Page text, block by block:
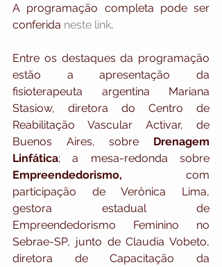
A programação completa pode ser
conferida neste link.
Entre os destaques da programação
estão a apresentação da
fisioterapeuta argentina Mariana
Stasiow, diretora do Centro de
Reabilitação Vascular Activar, de
Buenos Aires, sobre Drenagem
Linfática
Empreendedorismo, com
participação de Verônica Lima,
gestora estadual de
Empreendedorismo Feminino no
Sebrae-SP, junto de Claudia Vobeto,
diretora de Capacitação da